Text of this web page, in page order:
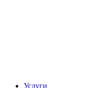
Услуги